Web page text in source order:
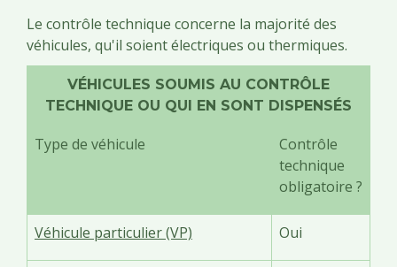
Le contrôle technique concerne la majorité des
véhicules, qu'il soient électriques ou thermiques.
VÉHICULES SOUMIS AU CONTRÔLE
TECHNIQUE OU QUI EN SONT DISPENSÉS
Type de véhicule
Contrôle
technique
obligatoire ?
Véhicule particulier (VP) Oui